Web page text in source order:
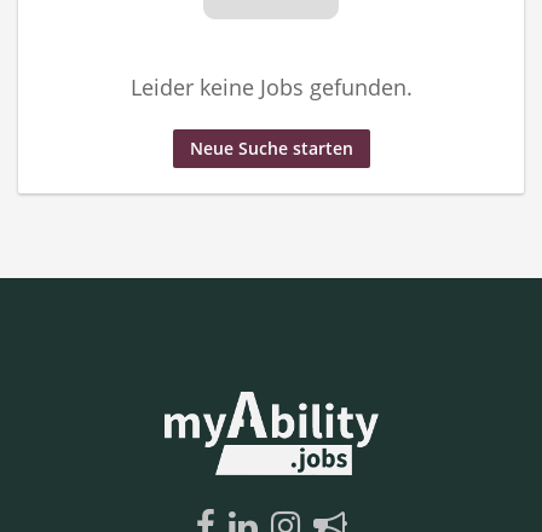
Leider keine Jobs gefunden.
Neue Suche starten